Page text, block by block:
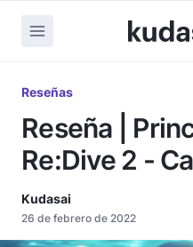
Reseñas
Reseña |
Re:Dive 2 -
Kudasai
26 de febrero de 2022